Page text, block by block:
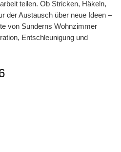
teilen. Ob Stricken, Häkeln,
der Austausch über neue Ideen –
von Sunderns Wohnzimmer
Entschleunigung und